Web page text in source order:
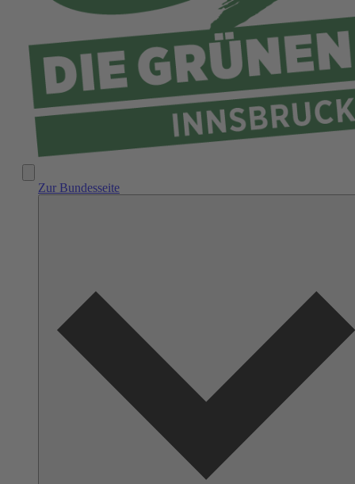
Zur Bundesseite